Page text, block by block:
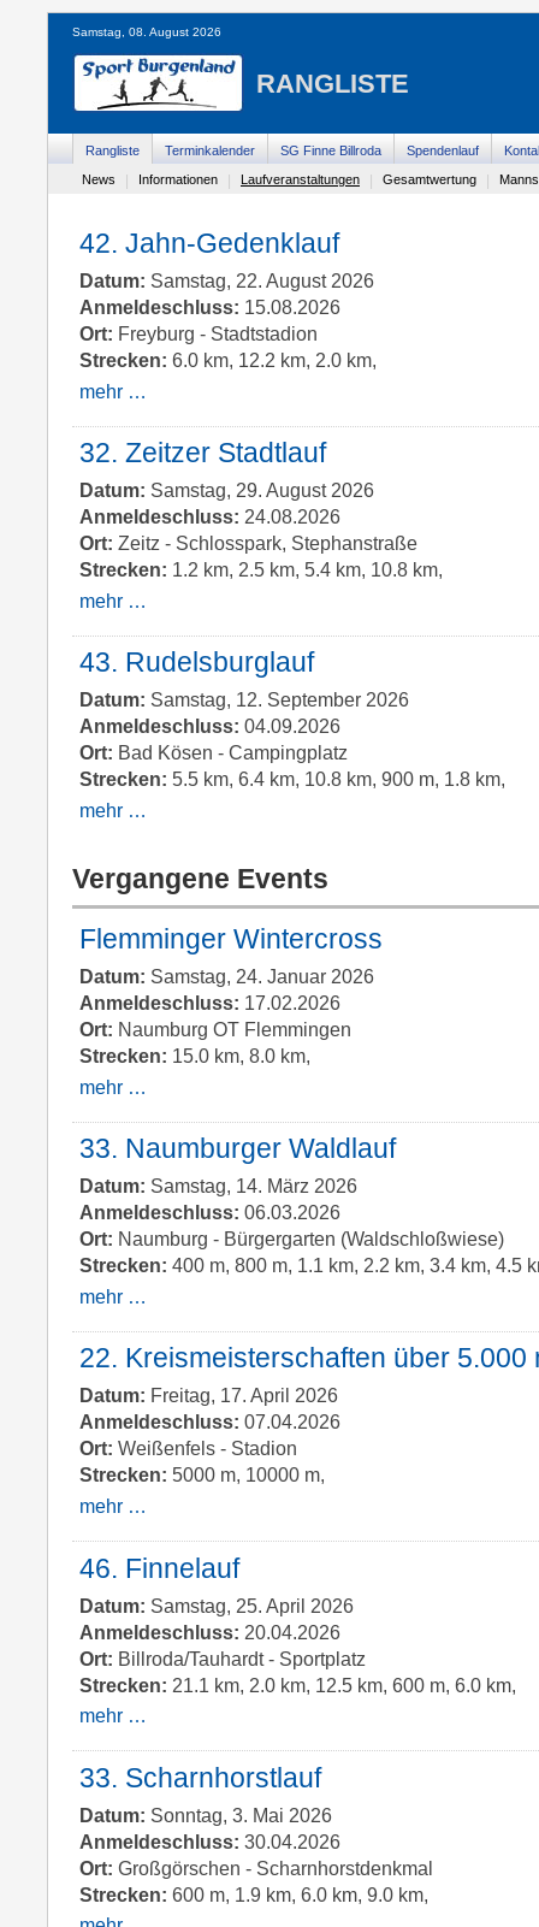
Samstag, 08. August 2026
RANGLISTE
Rangliste
News
Informationen Laufveranstaltungen Gesamtwertung
Terminkalender SG Finne Billroda Spendenlauf
42. Jahn-Gedenklauf
Datum: Samstag, 22. August 2026
Anmeldeschluss: 15.08.2026
Ort: Freyburg - Stadtstadion
Strecken: 6.0 km, 12.2 km, 2.0 km,
mehr …
32. Zeitzer Stadtlauf
Datum: Samstag, 29. August 2026
Anmeldeschluss: 24.08.2026
Ort: Zeitz - Schlosspark, Stephanstraße
Strecken: 1.2 km, 2.5 km, 5.4 km, 10.8 km,
mehr …
43. Rudelsburglauf
Datum: Samstag, 12. September 2026
Anmeldeschluss: 04.09.2026
Ort: Bad Kösen - Campingplatz
Strecken: 5.5 km, 6.4 km, 10.8 km, 900 m, 1.8 km,
mehr …
Vergangene Events
Flemminger Wintercross
Datum: Samstag, 24. Januar 2026
Anmeldeschluss: 17.02.2026
Ort: Naumburg OT Flemmingen
Strecken: 15.0 km, 8.0 km,
mehr …
33. Naumburger Waldlauf
Datum: Samstag, 14. März 2026
Anmeldeschluss: 06.03.2026
Ort: Naumburg - Bürgergarten (Waldschloßwiese)
Strecken: 400 m, 800 m, 1.1 km, 2.2 km, 3.4 km, 4.5
mehr …
22. Kreismeisterschaften über 5.000
Datum: Freitag, 17. April 2026
Anmeldeschluss: 07.04.2026
Ort: Weißenfels - Stadion
Strecken: 5000 m, 10000 m,
mehr …
46. Finnelauf
Datum: Samstag, 25. April 2026
Anmeldeschluss: 20.04.2026
Ort: Billroda/Tauhardt - Sportplatz
Strecken: 21.1 km, 2.0 km, 12.5 km, 600 m, 6.0 km,
mehr …
33. Scharnhorstlauf
Datum: Sonntag, 3. Mai 2026
Anmeldeschluss: 30.04.2026
Ort: Großgörschen - Scharnhorstdenkmal
Strecken: 600 m, 1.9 km, 6.0 km, 9.0 km,